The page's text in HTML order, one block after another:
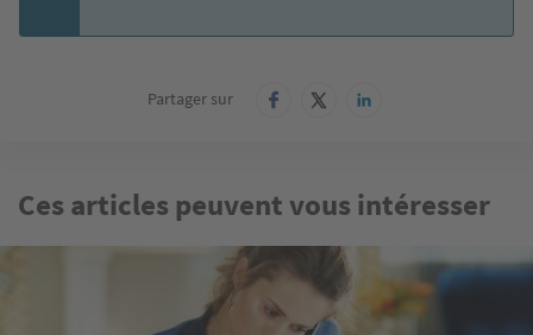
Partager sur
Ces articles peuvent vous intéresser